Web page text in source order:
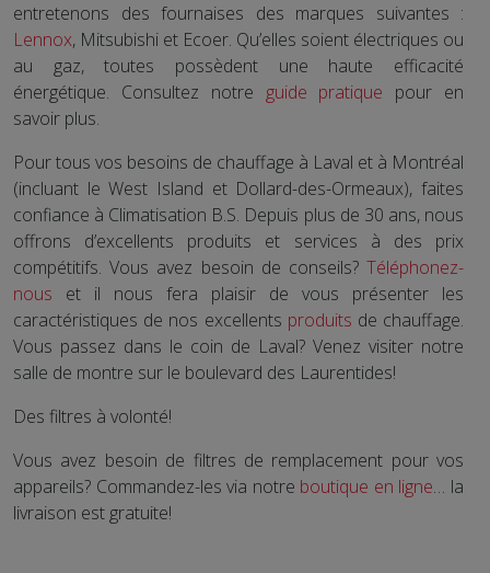
entretenons des fournaises des marques suivantes :
Lennox, Mitsubishi et Ecoer. Qu’elles soient électriques ou
au gaz, toutes possèdent une haute efficacité
énergétique. Consultez notre guide pratique pour en
savoir plus.
Pour tous vos besoins de chauffage à Laval et à Montréal
(incluant le West Island et Dollard-des-Ormeaux), faites
confiance à Climatisation B.S. Depuis plus de 30 ans, nous
offrons d’excellents produits et services à des prix
compétitifs. Vous avez besoin de conseils? Téléphonez-
nous et il nous fera plaisir de vous présenter les
caractéristiques de nos excellents produits de chauffage.
Vous passez dans le coin de Laval? Venez visiter notre
salle de montre sur le boulevard des Laurentides!
Des filtres à volonté!
Vous avez besoin de filtres de remplacement pour vos
appareils? Commandez-les via notre boutique en ligne… la
livraison est gratuite!